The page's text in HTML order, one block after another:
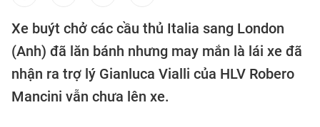
Xe buýt chở các cầu thủ Italia sang London
(Anh) đã lăn bánh nhưng may mắn là lái xe đã
nhận ra trợ lý Gianluca Vialli của HLV Robero
Mancini vẫn chưa lên xe.